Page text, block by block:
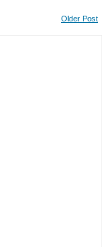
Older Post